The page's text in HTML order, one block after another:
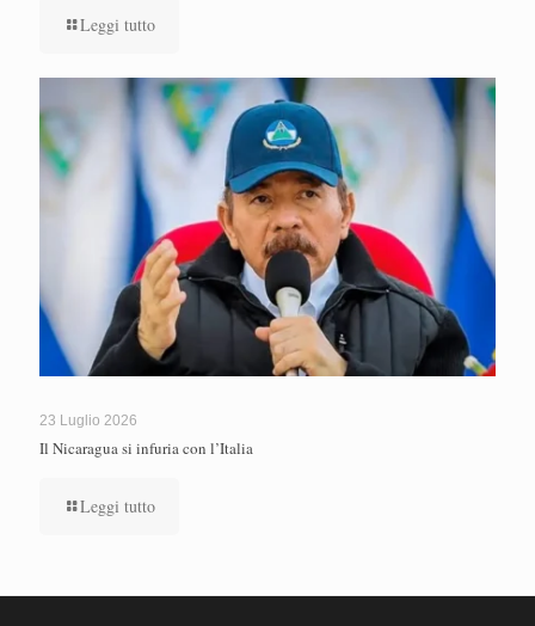
Leggi tutto
23 Luglio 2026
Il Nicaragua si infuria con l’Italia
Leggi tutto